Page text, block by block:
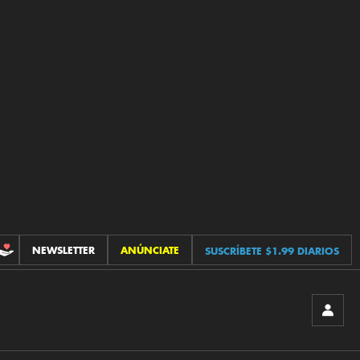
CONTRIBUCIONES
NEWSLETTER ANÚNCIATE SUSCRÍBETE $1.99 DIARIOS